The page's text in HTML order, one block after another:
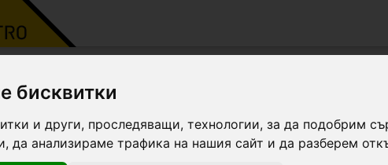
бисквитки
и други, проследяващи, технологии, за да подобрим
да анализираме трафика на нашия сайт и да разберем
Доилни агрегати и машини за доене
за доилни агрегати, 80 мм (230